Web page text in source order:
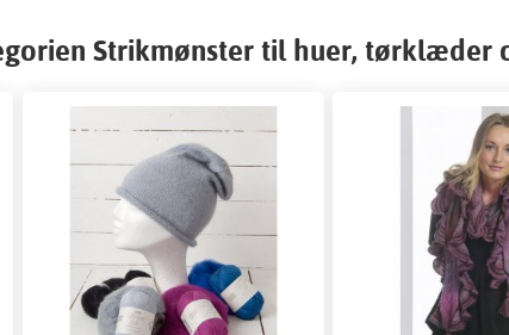
Strikmønster til huer, tørklæder